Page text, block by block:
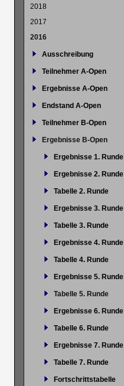
2018
2017
2016
Ausschreibung
Teilnehmer A-Open
Ergebnisse A-Open
Endstand A-Open
Teilnehmer B-Open
Ergebnisse B-Open
Ergebnisse 1. Runde
Ergebnisse 2. Runde
Tabelle 2. Runde
Ergebnisse 3. Runde
Tabelle 3. Runde
Ergebnisse 4. Runde
Tabelle 4. Runde
Ergebnisse 5. Runde
Tabelle 5. Runde
Ergebnisse 6. Runde
Tabelle 6. Runde
Ergebnisse 7. Runde
Tabelle 7. Runde
Fortschrittstabelle